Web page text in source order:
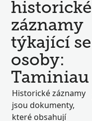
historické
záznamy
týkající se
osoby:
Taminiau
Historické záznamy
jsou dokumenty,
které obsahují